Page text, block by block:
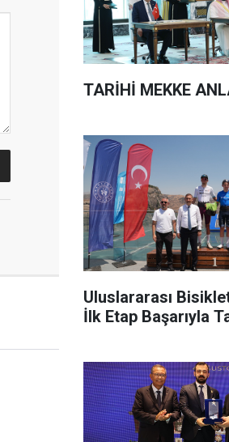
TARİHİ MEKKE
Uluslararası
İlk Etap Başarıyla